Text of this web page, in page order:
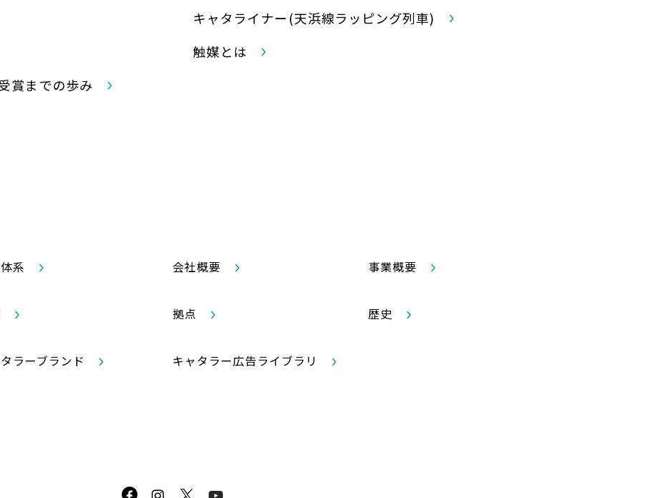
賞までの歩み
キャタライナー(天浜線ラッピング列車)
触媒とは
系 会社概要 事業概要
拠点 歴史
ラーブランド キャタラー広告ライブラリ